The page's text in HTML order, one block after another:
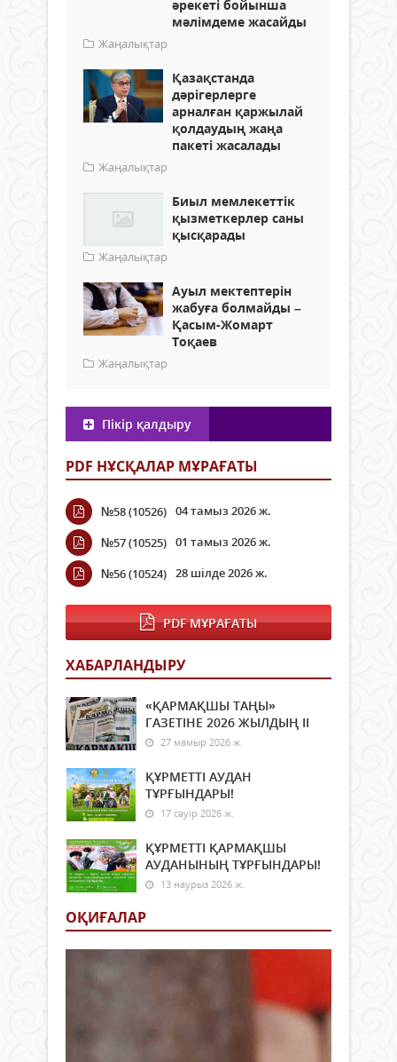
әрекеті бойынша
мәлімдеме жасайды
Жаңалықтар
Қазақстанда
дәрігерлерге
арналған қаржылай
қолдаудың жаңа
пакеті жасалады
Жаңалықтар
Биыл мемлекеттік
қызметкерлер саны
қысқарады
Жаңалықтар
Ауыл мектептерін
жабуға болмайды –
Қасым-Жомарт
Тоқаев
Жаңалықтар
Пікір қалдыру
PDF НҰСҚАЛАР МҰРАҒАТЫ
№58 (10526) 04 тамыз 2026 ж.
№57 (10525) 01 тамыз 2026 ж.
№56 (10524) 28 шілде 2026 ж.
PDF МҰРАҒАТЫ
ХАБАРЛАНДЫРУ
«ҚАРМАҚШЫ ТАҢЫ»
ГАЗЕТІНЕ 2026 ЖЫЛДЫҢ ІI
27 мамыр 2026 ж.
ҚҰРМЕТТІ АУДАН
ТҰРҒЫНДАРЫ!
17 сәуір 2026 ж.
ҚҰРМЕТТІ ҚАРМАҚШЫ
АУДАНЫНЫҢ ТҰРҒЫНДАРЫ!
13 наурыз 2026 ж.
ОҚИҒАЛАР